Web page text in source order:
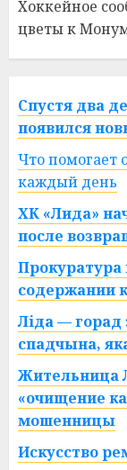
Хоккейное
цветы к
Спустя два
появился
Что помогает
каждый день
ХК «Лида»
после
содержании
Ліда — горад
спадчына,
Жительница
«очищение
мошенницы
Искусство